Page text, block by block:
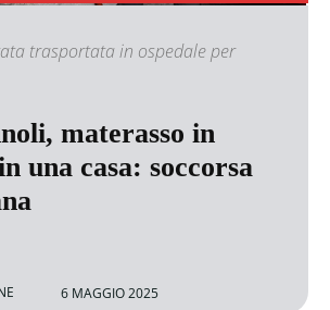
trasportata in ospedale per
materasso in
una casa: soccorsa
6 MAGGIO 2025